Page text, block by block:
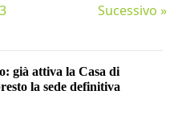
Sucessivo »
già attiva la Casa di
la sede definitiva